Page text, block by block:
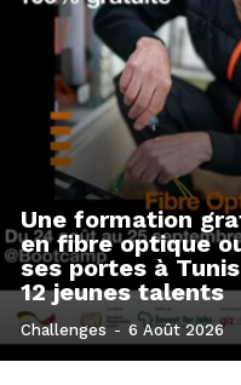
Une formation
en fibre optique
ses portes à
12 jeunes talents
Challenges - 6 Août 2026